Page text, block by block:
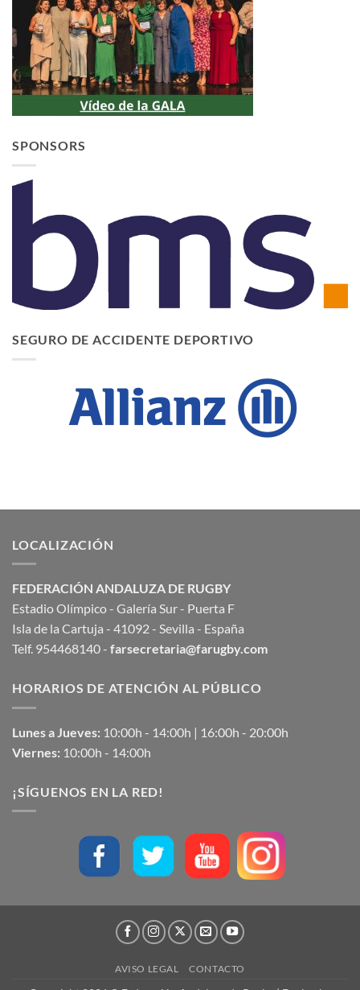
SPONSORS
SEGURO DE ACCIDENTE DEPORTIVO
LOCALIZACIÓN
FEDERACIÓN ANDALUZA DE RUGBY
Estadio Olímpico - Galería Sur - Puerta F
Isla de la Cartuja - 41092 - Sevilla - España
Telf. 954468140 - farsecretaria@farugby.com
HORARIOS DE ATENCIÓN AL PÚBLICO
Lunes a Jueves: 10:00h - 14:00h | 16:00h - 20:00h
Viernes: 10:00h - 14:00h
¡SÍGUENOS EN LA RED!
AVISO LEGAL CONTACTO